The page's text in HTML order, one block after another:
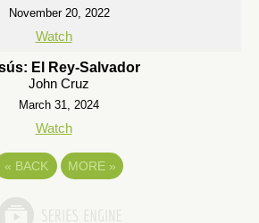
November 20, 2022
Watch
El Rey-Salvador
John Cruz
March 31, 2024
Watch
« BACK MORE »